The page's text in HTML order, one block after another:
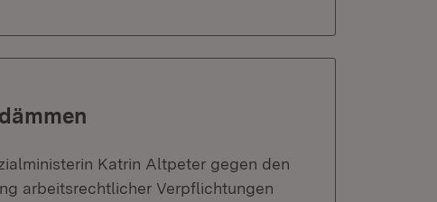
Katrin Altpeter gegen den
arbeitsrechtlicher Verpflichtungen